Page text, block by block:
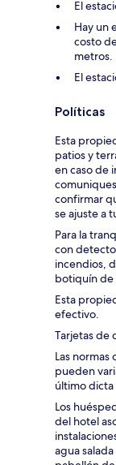
El
Hay un
costo
metros.
El
Políticas
Esta
patios y
en caso de
confirmar
se ajuste a
Para la
con
incendios,
botiquín de
Esta
efectivo.
Tarjetas de
Las normas
pueden
último dicta
Los
del hotel
agua